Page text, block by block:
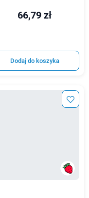
66,79 zł
Dodaj do koszyka